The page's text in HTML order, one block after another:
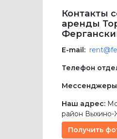
Контакты
аренды
E-mail:
Телефон
Наш адрес:
район
Получить